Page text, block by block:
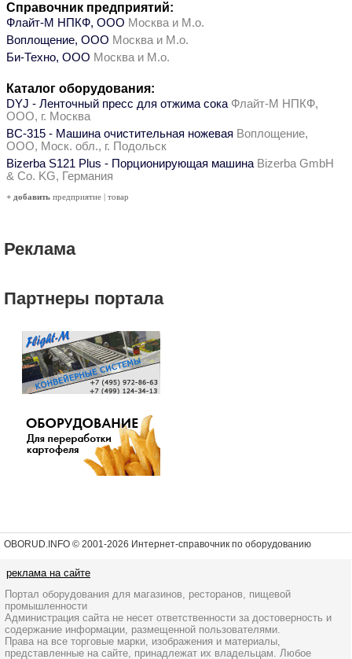
Справочник предприятий:
Флайт-М НПКФ, ООО Москва и М.о.
Воплощение, ООО Москва и М.о.
Би-Техно, ООО Москва и М.о.
Каталог оборудования:
DYJ - Ленточный пресс для отжима сока Флайт-М НПКФ,
ООО, г. Москва
ВС-315 - Машина очистительная ножевая Воплощение,
ООО, Моск. обл., г. Подольск
Bizerba S121 Plus - Порционирующая машина Bizerba GmbH
& Co. KG, Германия
+ добавить предприятие | товар
Реклама
Партнеры портала
OBORUD.INFO © 2001-2026 Интернет-справочник по оборудованию
реклама на сайте
Портал оборудования для магазинов, ресторанов, пищевой
промышленности
Администрация сайта не несет ответственности за достоверность и
содержание информации, размещенной пользователями.
Права на все торговые марки, изображения и материалы,
представленные на сайте, принадлежат их владельцам. Любое